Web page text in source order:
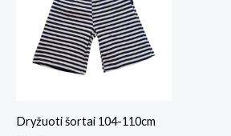
Dryžuoti šortai 104-110cm